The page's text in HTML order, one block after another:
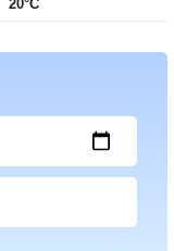
20°C